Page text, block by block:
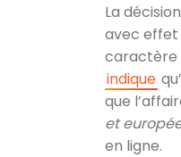
La
avec effet
caractère
indique
que
et
en ligne.